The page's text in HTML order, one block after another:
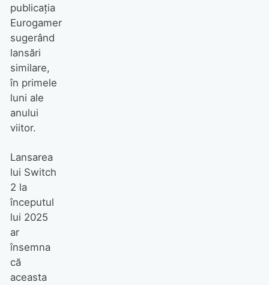
publicația
Eurogamer
sugerând
lansări
similare,
în primele
luni ale
anului
viitor.
Lansarea
lui Switch
2 la
începutul
lui 2025
ar
însemna
că
aceasta